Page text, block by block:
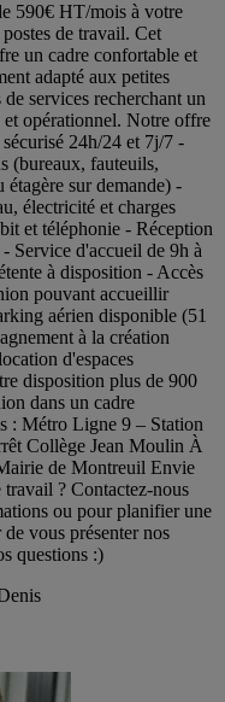
590€ HT/mois à votre
de travail. Cet
un cadre confortable et
adapté aux petites
services recherchant un
opérationnel. Notre offre
24h/24 et 7j/7 -
(bureaux, fauteuils,
étagère sur demande) -
électricité et charges
et téléphonie - Réception
Service d'accueil de 9h à
à disposition - Accès
pouvant accueillir
aérien disponible (51
à la création
d'espaces
disposition plus de 900
dans un cadre
: Métro Ligne 9 – Station
Collège Jean Moulin À
de Montreuil Envie
? Contactez-nous
ou pour planifier une
vous présenter nos
questions :)